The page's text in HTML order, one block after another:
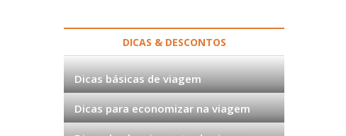
DICAS & DESCONTOS
Dicas básicas de viagem
Dicas para economizar na viagem